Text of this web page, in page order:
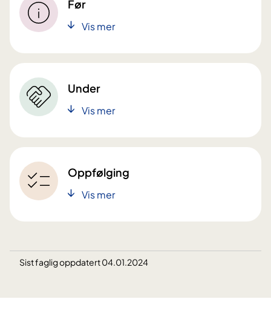
Før
Vis mer
Under
Vis mer
Oppfølging
Vis mer
Sist faglig oppdatert 04.01.2024